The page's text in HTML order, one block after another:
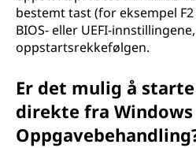
bestemt tast (for eksempel
BIOS- eller UEFI-
oppstartsrekkefølgen.
Er det mulig å
direkte fra Windows